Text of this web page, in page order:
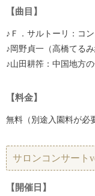
【曲目】
♪Ｆ．サルトーリ：コ
♪岡野貞一（高橋てる
♪山田耕筰：中国地方
【料金】
無料（別途入園料が必
サロンコンサート
【開催日】